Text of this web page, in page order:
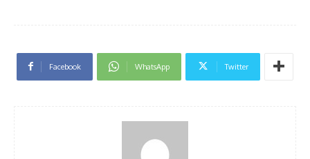
Facebook WhatsApp Twitter